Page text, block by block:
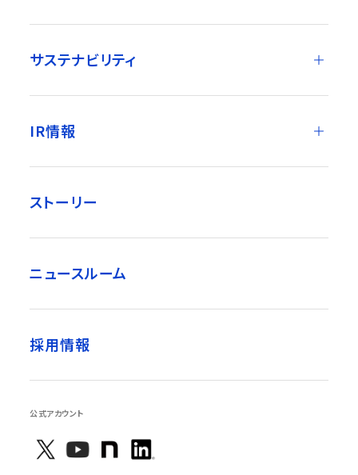
サステナビリティ
IR情報
ストーリー
ニュースルーム
採用情報
公式アカウント